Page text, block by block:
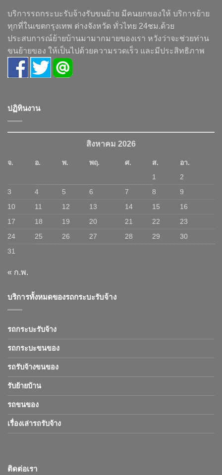
บริการรถกระบะรับจ้างรับขนย้าย มีคนยกของให้ บริการย้าย
ทุกที่ในเขตกรุงเทพ ต่างจังหวัด ทั่วไทย 24ชม.ด้วย
ประสบการณ์ย้ายบ้านมามากมายของเรา หวังว่าจะช่วยท่าน
ขนย้ายของ ให้เป็นไปด้วยความรวดเร็ว และมีประสิทธิภาพ
ปฏิทินงาน
สิงหาคม 2026
จ. อ. พ. พฤ. ศ. ส.
อา.
1
2
3
4 5 6 7 8
9
10
11 12 13 14 15
16
17
18 19 20 21 22
23
24
25 26 27 28 29
30
31
« ก.พ.
บริการทั้งหมดของรถกระบะรับจ้าง
รถกระบะรับจ้าง
รถกระบะขนของ
รถรับจ้างขนของ
รับย้ายบ้าน
รถขนของ
เรื่องเล่ารถรับจ้าง
ติดต่อเรา